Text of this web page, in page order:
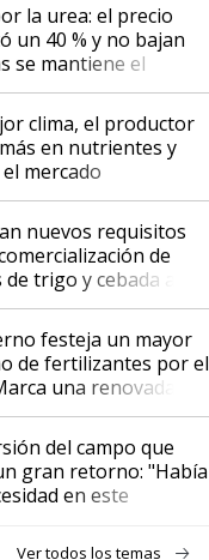
la urea: el precio
un 40 % y no bajan
se mantiene el
en Medio Oriente
clima, el productor
en nutrientes y
mercado
nuevos requisitos
de
trigo y cebada a
festeja un mayor
de fertilizantes por el
una renovada
de los productores”
del campo que
gran retorno: "Había
en este
Ver todos los temas